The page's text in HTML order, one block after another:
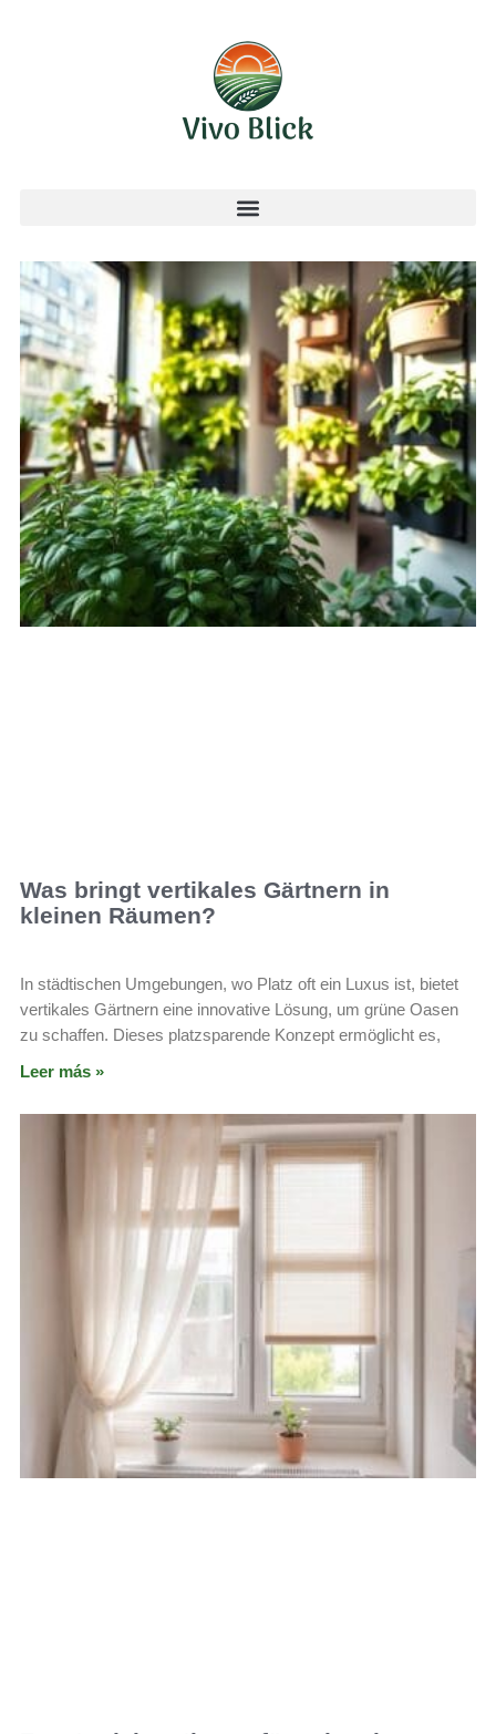
Was bringt vertikales Gärtnern in
kleinen Räumen?
In städtischen Umgebungen, wo Platz oft ein Luxus ist, bietet
vertikales Gärtnern eine innovative Lösung, um grüne Oasen
zu schaffen. Dieses platzsparende Konzept ermöglicht es,
Leer más »